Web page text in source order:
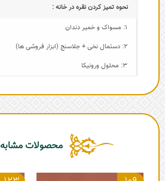
نحوه تمیز کردن نقره در خانه :
1: مسواک و خمیر دندان
2: دستمال نخی + جلاسنج (ابزار فروشی ها)
3: محلول ورونیکا
محصولات مشابه